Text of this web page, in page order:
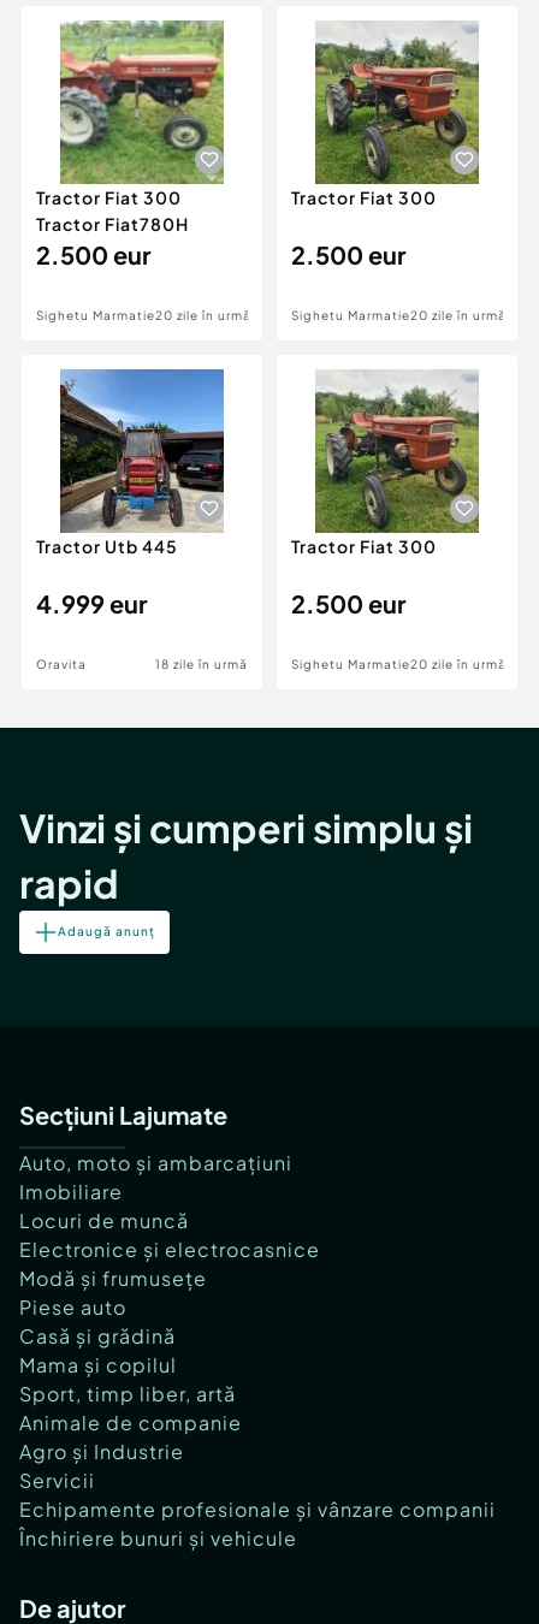
Servicii
Animale de companie
Afaceri și echipamente profesionale
Inchiriere Bunuri si Vehicule
Utilaje agricole si industriale
Piese auto si accesorii
Dacia Duster
Tractor Fiat 300
Tractor Fiat780H
2.500 eur
Sighetu Marmatiei20 zile în urmă
Tractor Fiat 300
2.500 eur
Sighetu Marmatiei20 zile în urmă
Tractor Utb 445
4.999 eur
Oravita 18 zile în urmă
Tractor Fiat 300
2.500 eur
Sighetu Marmatiei20 zile în urmă
Vinzi și cumperi simplu și
rapid
Adaugă anunț
Secțiuni Lajumate
Auto, moto și ambarcațiuni
Imobiliare
Locuri de muncă
Electronice și electrocasnice
Modă și frumusețe
Piese auto
Casă și grădină
Mama și copilul
Sport, timp liber, artă
Animale de companie
Agro și Industrie
Servicii
Echipamente profesionale și vânzare companii
Închiriere bunuri și vehicule
De ajutor